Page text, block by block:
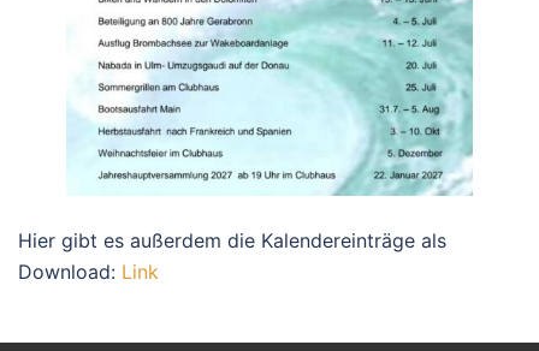
Hier gibt es außerdem die Kalendereinträge als
Download: Link